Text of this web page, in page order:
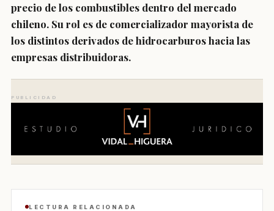
precio de los combustibles dentro del mercado
chileno. Su rol es de comercializador mayorista de
los distintos derivados de hidrocarburos hacia las
empresas distribuidoras.
PUBLICIDAD
LECTURA RELACIONADA